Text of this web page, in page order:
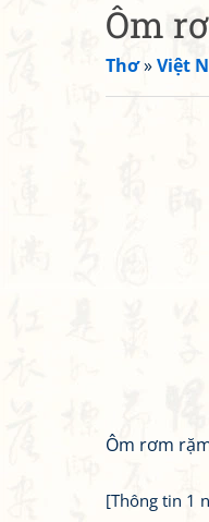
Ôm
Thơ»Việt
Ôm rơm
[Thông tin 1